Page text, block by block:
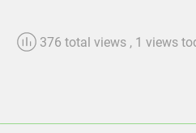
376 total views , 1 views